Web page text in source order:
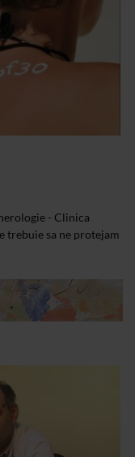
- Clinica
trebuie sa ne protejam